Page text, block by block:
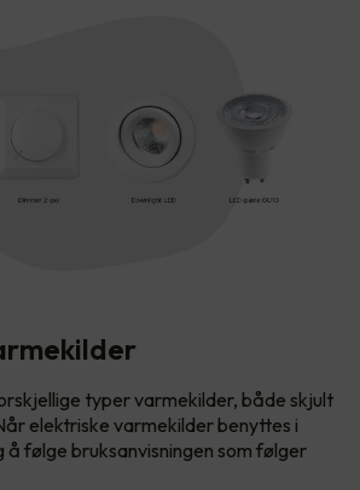
typer varmekilder, både skjult
elektriske varmekilder benyttes i
å følge bruksanvisningen som følger